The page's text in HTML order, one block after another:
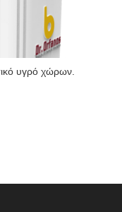
υγρό χώρων.